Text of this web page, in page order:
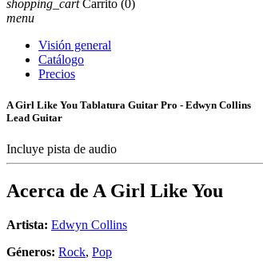
shopping_cart Carrito (0)
menu
Visión general
Catálogo
Precios
A Girl Like You Tablatura Guitar Pro - Edwyn Collins
Lead Guitar
Incluye pista de audio
Acerca de A Girl Like You
Artista: Edwyn Collins
Géneros: Rock, Pop